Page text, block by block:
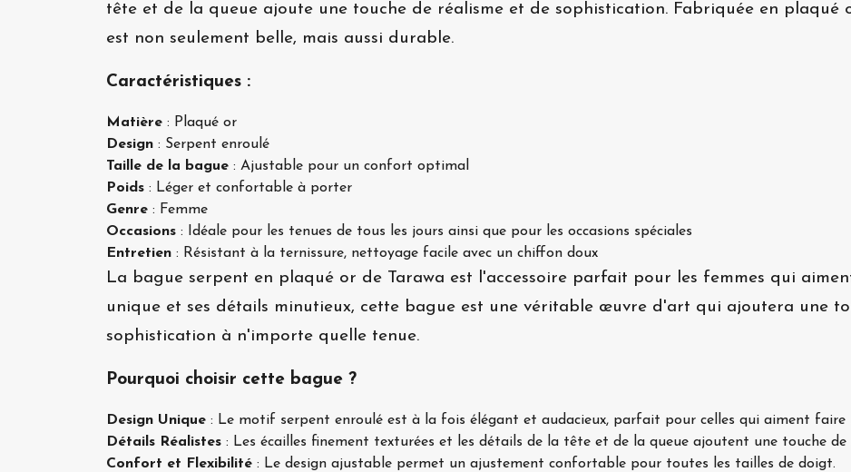
tête et de la queue ajoute une touche de réalisme et de sophistication. Fabriquée en
est non seulement belle, mais aussi durable.
Caractéristiques :
Matière : Plaqué or
Design : Serpent enroulé
Taille de la bague : Ajustable pour un confort optimal
Poids : Léger et confortable à porter
Genre : Femme
Occasions : Idéale pour les tenues de tous les jours ainsi que pour les occasions spéciales
Entretien : Résistant à la ternissure, nettoyage facile avec un chiffon doux
La bague serpent en plaqué or de Tarawa est l'accessoire parfait pour les femmes qui
unique et ses détails minutieux, cette bague est une véritable œuvre d'art qui ajoutera une
sophistication à n'importe quelle tenue.
Pourquoi choisir cette bague ?
Design Unique : Le motif serpent enroulé est à la fois élégant et audacieux, parfait pour celles qui aiment faire
Détails Réalistes : Les écailles finement texturées et les détails de la tête et de la queue ajoutent une touche de
Confort et Flexibilité : Le design ajustable permet un ajustement confortable pour toutes les tailles de doigt.